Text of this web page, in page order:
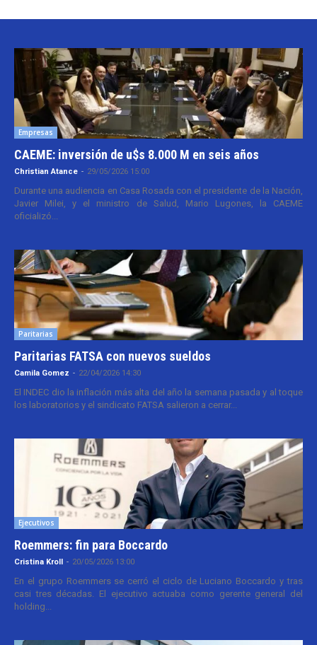
Empresas
CAEME: inversión de u$s 8.000 M en seis años
Christian Atance - 29/05/2026 15:00
Durante una audiencia en Casa Rosada con el presidente de la Nación,
Javier Milei, y el ministro de Salud, Mario Lugones, la CAEME
oficializó...
Paritarias
Paritarias FATSA con nuevos sueldos
Camila Gomez - 22/04/2026 14:30
El INDEC dio la inflación más alta del año la semana pasada y al toque
los laboratorios y el sindicato FATSA salieron a cerrar...
Ejecutivos
Roemmers: fin para Boccardo
Cristina Kroll - 20/05/2026 13:00
En el grupo Roemmers se cerró el ciclo de Luciano Boccardo y tras
casi tres décadas. El ejecutivo actuaba como gerente general del
holding...